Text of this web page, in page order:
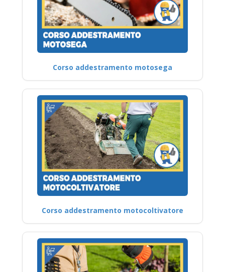
Corso addestramento motosega
Corso addestramento motocoltivatore